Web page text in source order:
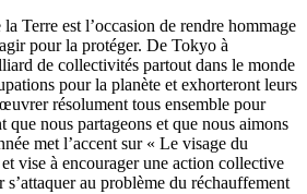
la Terre est l’occasion de rendre hommage
pour la protéger. De Tokyo à
de collectivités partout dans le monde
pour la planète et exhorteront leurs
œuvrer résolument tous ensemble pour
que nous partageons et que nous aimons
met l’accent sur« Le visage du
vise à encouragerune action collective
s’attaquerau problème du réchauffement